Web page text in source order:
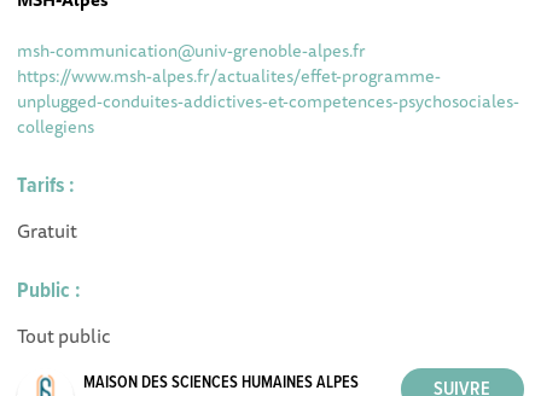
msh-communication@univ-grenoble-alpes.fr
https://www.msh-alpes.fr/actualites/effet-programme-
unplugged-conduites-addictives-et-competences-psychosociales-
collegiens
Tarifs :
Gratuit
Public :
Tout public
MAISON DES SCIENCES HUMAINES ALPES